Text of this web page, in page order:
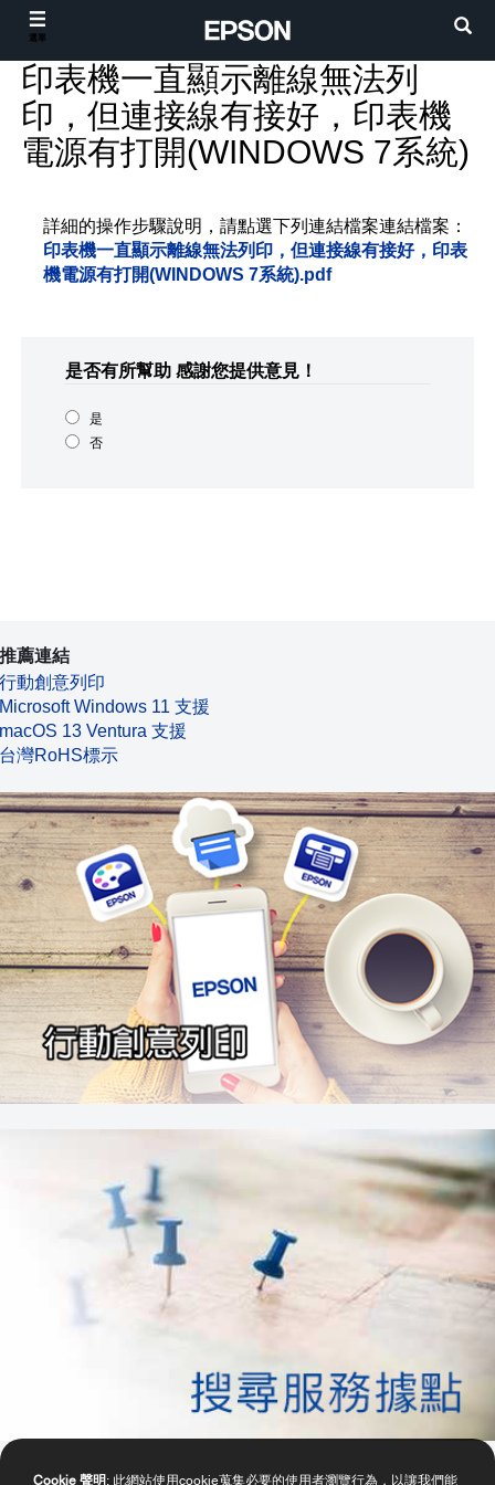
印表機一直顯示離線無法列
印，但連接線有接好，印表機
電源有打開(WINDOWS 7系統)
詳細的操作步驟說明，請點選下列連結檔案連結檔案：
印表機一直顯示離線無法列印，但連接線有接好，印表
機電源有打開(WINDOWS 7系統).pdf
是否有所幫助 感謝您提供意見！
是
否
推薦連結
行動創意列印
Microsoft Windows 11 支援
macOS 13 Ventura 支援
台灣RoHS標示
Cookie 聲明 : 此網站使用cookie蒐集必要的使用者瀏覽行為，以讓我們能